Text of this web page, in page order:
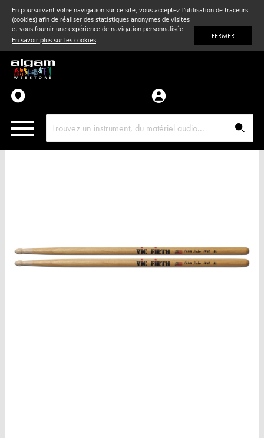
En poursuivant votre navigation sur ce site, vous acceptez l'utilisation de traceurs
(cookies) afin de réaliser des statistiques anonymes de visites
et vous fournir une expérience de navigation personnalisée.
En savoir plus sur les cookies. FERMER
Vent& Violon
Accessoires
Pièces détachées